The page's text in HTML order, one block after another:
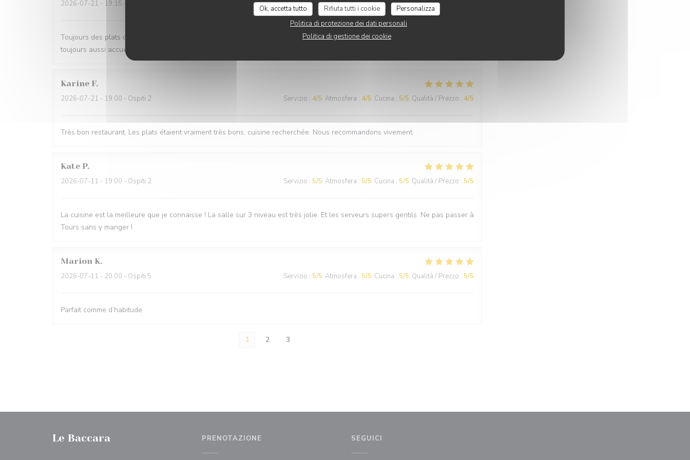
Ok, accetta tutto Rifiuta tutti i cookie
Personalizza
Politica di protezione dei dati personali
Politica di gestione dei cookie
2026-07-21 - 19:15 - Ospiti 3 Servizio:5 /5 Atmosfera:5/5 Cucina:5/5 Qualità / Prezzo
Toujours des plats délicieux et savoureux, de savants mélanges qu'on ne retrouve pas ailleurs, avec un service au petit soin et
toujours aussi accueillant. A recommander pour toutes les occasions, n'hésitez pas,
Karine F
2026-07-21 - 19:00 - Ospiti 2 Servizio : 4/5 Atmosfera : 4/5 Cucina : 5/5 Qualità / Prezzo : 4/5
Très bon restaurant. Les plats étaient vraiment très bons, cuisine recherchée. Nous recommandons vivement.
Kate P
2026-07-11 - 19:00 - Ospiti 2 Servizio : 5/5 Atmosfera : 5/5 Cucina : 5/5 Qualità / Prezzo : 5/5
La cuisine est la meilleure que je connaisse ! La salle sur 3 niveau est très jolie. Et les serveurs supers gentils. Ne pas passer à
Tours sans y manger !
Marion K
2026-07-11 - 20:00 - Ospiti 5 Servizio : 5/5 Atmosfera : 5/5 Cucina : 5/5 Qualità / Prezzo : 5/5
Parfait comme d’habitude
1 2 3
Le Baccara PRENOTAZIONE SEGUICI